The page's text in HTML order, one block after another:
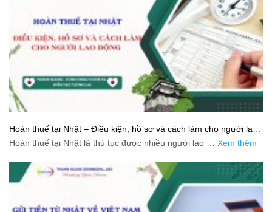
Hoàn thuế tại Nhật – Điều kiện, hồ sơ và cách làm cho người lao
động
Hoàn thuế tại Nhật là thủ tục được nhiều người lao … Xem thêm